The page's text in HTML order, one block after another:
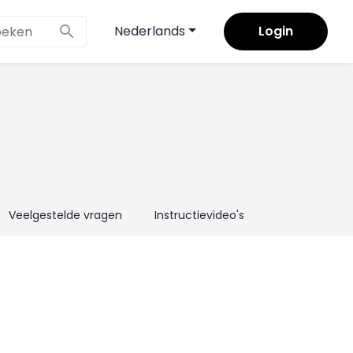
×
search Nederlands Login
Veelgestelde vragen Instructievideo's